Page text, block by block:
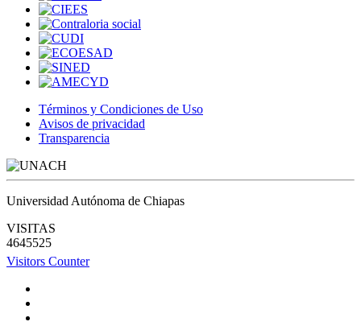
Términos y Condiciones de Uso
Avisos de privacidad
Transparencia
Universidad Autónoma de Chiapas
VISITAS
4645525
Visitors Counter